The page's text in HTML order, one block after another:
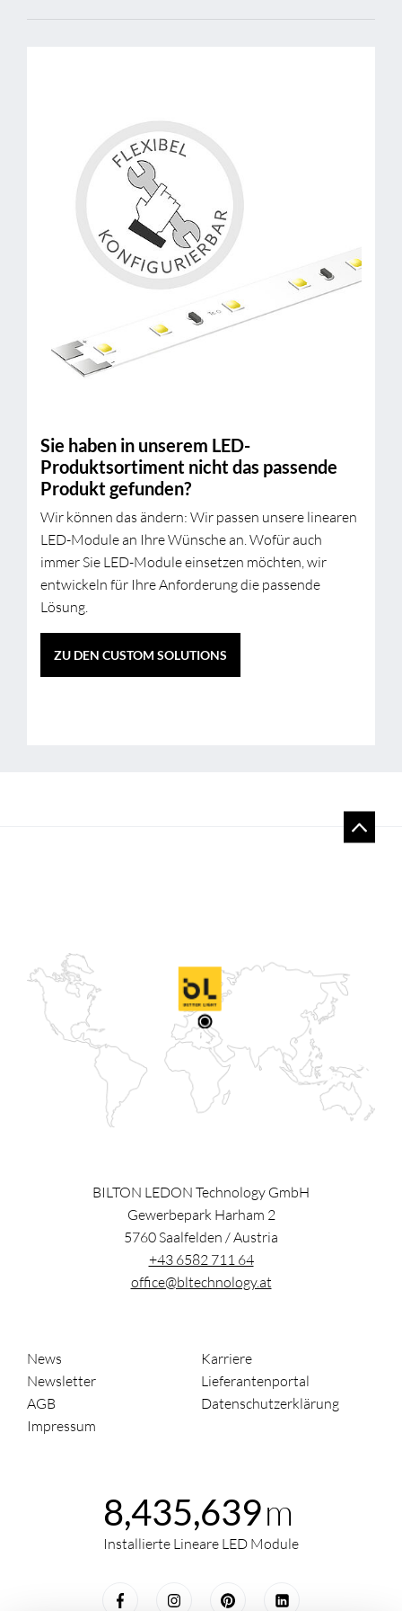
Sie haben in unserem LED-
Produktsortiment nicht das passende
Produkt gefunden?
Wir können das ändern: Wir passen unsere linearen
LED-Module an Ihre Wünsche an. Wofür auch
immer Sie LED-Module einsetzen möchten, wir
entwickeln für Ihre Anforderung die passende
Lösung.
ZU DEN CUSTOM SOLUTIONS
BILTON LEDON Technology GmbH
Gewerbepark Harham 2
5760Saalfelden /Austria
+43 6582 711 64
office@bltechnology.at
News
Karriere
Newsletter
Lieferantenportal
AGB
Datenschutzerklärung
Impressum
8,435,639m
Installierte Lineare LED Module